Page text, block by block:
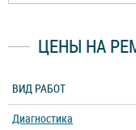
ЦЕНЫ НА
ВИД РАБОТ
Диагностика